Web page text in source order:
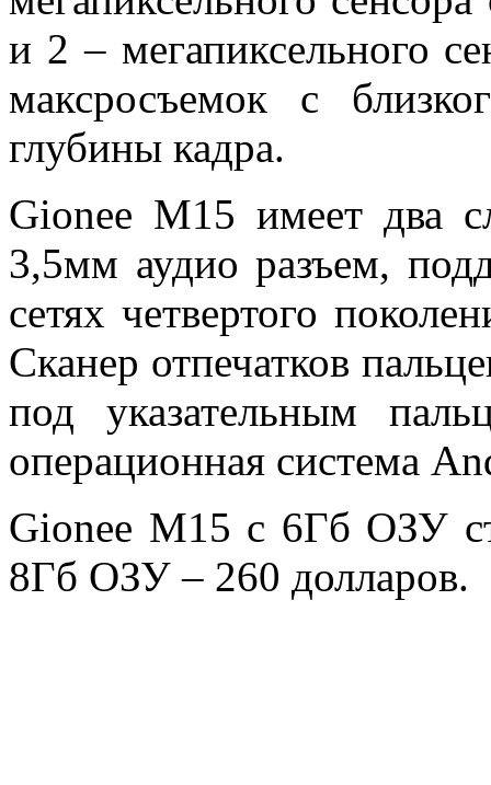
и 2 – мегапиксельного
максросъемок с
глубины кадра.
Gionee M15 имеет два
3,5мм аудио разъем,
сетях четвертого
Сканер отпечатков
под указательным
операционная система
Gionee M15 с 6Гб ОЗУ
8Гб ОЗУ – 260 долларов.